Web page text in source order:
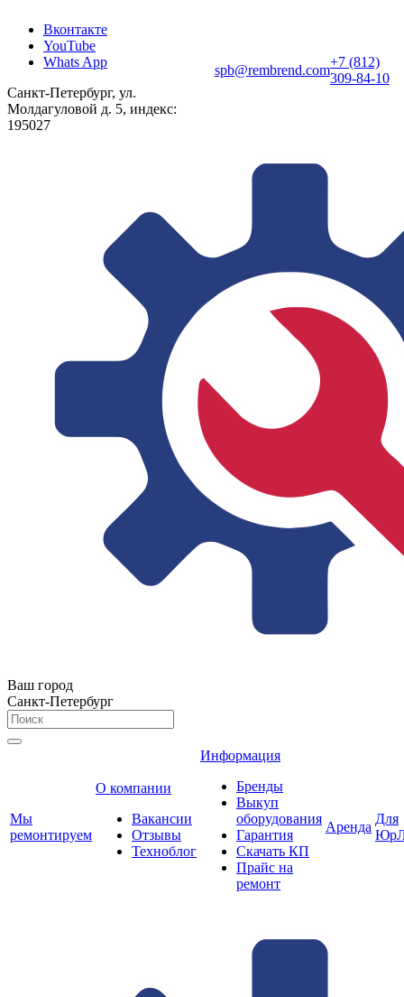
Вконтакте
YouTube
Whats App
Санкт-Петербург, ул.
Молдагуловой д. 5, индекс:
195027
spb@rembrend.com
+7 (812)
309-84-10
Ваш город
Санкт-Петербург
Мы
ремонтируем
О компании
Вакансии
Отзывы
Техноблог
Информация
Бренды
Выкуп
оборудования
Гарантия
Скачать КП
Прайс на
ремонт
Аренда
Для